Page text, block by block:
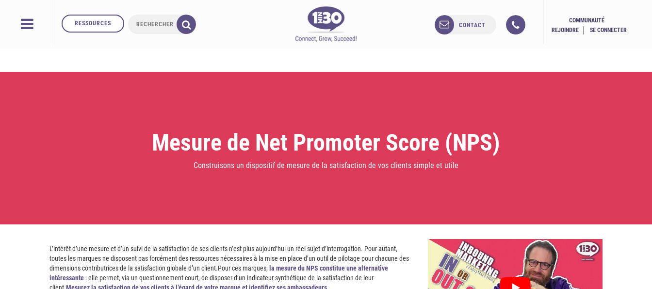
RESSOURCES CONTACT
COMMUNAUTÉ
REJOINDRE
SE CONNECTER
Mesure de Net Promoter Score (NPS)
Construisons un dispositif de mesure de la satisfaction de vos clients simple et utile
L’intérêt d’une mesure et d’un suivi de la satisfaction de ses clients n’est plus aujourd’hui un réel sujet d’interrogation. Pour autant,
toutes les marques ne disposent pas forcément des ressources nécessaires à la mise en place d’un outil de pilotage pour chacune des
dimensions contributrices de la satisfaction globale d’un client.Pour ces marques, la mesure du NPS constitue une alternative
intéressante : elle permet, via un questionnement court, de disposer d’un indicateur synthétique de la satisfaction de leur